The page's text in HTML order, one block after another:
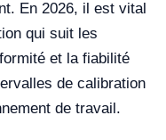
En 2026, il est vital
qui suit les
et la fiabilité
de calibration
de travail.